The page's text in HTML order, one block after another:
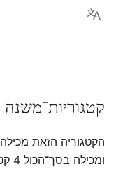
שפה
קטגוריות־משנה
ומכילה בסך־הכול 4 קטגוריות־משנה.